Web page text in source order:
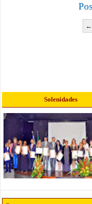
←
Solenidades